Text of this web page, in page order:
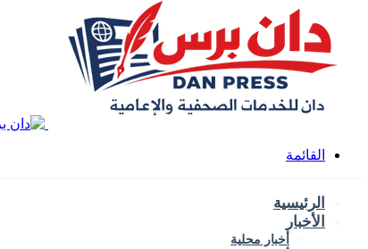
القائمة
الرئيسية
الأخبار
أخبار محلية